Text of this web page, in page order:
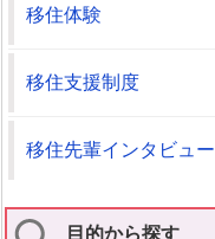
移住体験
移住支援制度
移住先輩インタビュー
目的から探す